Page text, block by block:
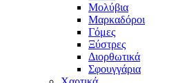
Μολύβια
Μαρκαδόροι
Γόμες
Ξύστρες
Διορθωτικά
Σφουγγάρια